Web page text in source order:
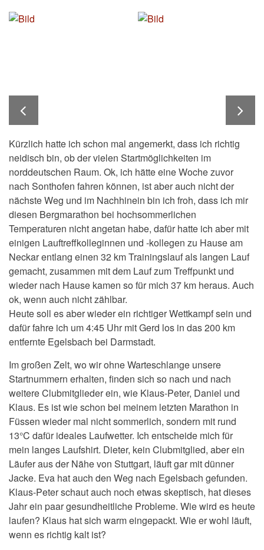
Kürzlich hatte ich schon mal angemerkt, dass ich richtig
neidisch bin, ob der vielen Startmöglichkeiten im
norddeutschen Raum. Ok, ich hätte eine Woche zuvor
nach Sonthofen fahren können, ist aber auch nicht der
nächste Weg und im Nachhinein bin ich froh, dass ich mir
diesen Bergmarathon bei hochsommerlichen
Temperaturen nicht angetan habe, dafür hatte ich aber mit
einigen Lauftreffkolleginnen und -kollegen zu Hause am
Neckar entlang einen 32 km Trainingslauf als langen Lauf
gemacht, zusammen mit dem Lauf zum Treffpunkt und
wieder nach Hause kamen so für mich 37 km heraus. Auch
ok, wenn auch nicht zählbar.
Heute soll es aber wieder ein richtiger Wettkampf sein und
dafür fahre ich um 4:45 Uhr mit Gerd los in das 200 km
entfernte Egelsbach bei Darmstadt.
Im großen Zelt, wo wir ohne Warteschlange unsere
Startnummern erhalten, finden sich so nach und nach
weitere Clubmitglieder ein, wie Klaus-Peter, Daniel und
Klaus. Es ist wie schon bei meinem letzten Marathon in
Füssen wieder mal nicht sommerlich, sondern mit rund
13°C dafür ideales Laufwetter. Ich entscheide mich für
mein langes Laufshirt. Dieter, kein Clubmitglied, aber ein
Läufer aus der Nähe von Stuttgart, läuft gar mit dünner
Jacke. Eva hat auch den Weg nach Egelsbach gefunden.
Klaus-Peter schaut auch noch etwas skeptisch, hat dieses
Jahr ein paar gesundheitliche Probleme. Wie wird es heute
laufen? Klaus hat sich warm eingepackt. Wie er wohl läuft,
wenn es richtig kalt ist?